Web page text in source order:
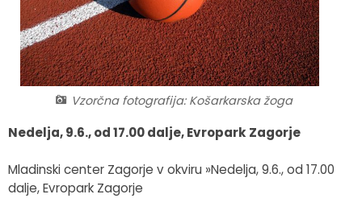
Vzorčna fotografija: Košarkarska žoga
Nedelja, 9.6., od 17.00 dalje, Evropark Zagorje
Mladinski center Zagorje v okviru »Nedelja, 9.6., od 17.00
dalje, Evropark Zagorje
Fotogalerija
Občinska volilna komisija
Medobčinski inšpektorat in redarstvo
Koledar dogodkov
Zapore cest
Okoljski podatki
Lokalne volitve
Strateški dokumenti